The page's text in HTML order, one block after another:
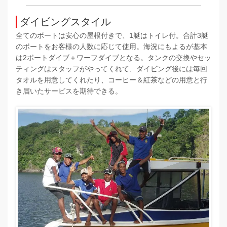
ダイビングスタイル
全てのボートは安心の屋根付きで、1艇はトイレ付。合計3艇
のボートをお客様の人数に応じて使用。海況にもよるが基本
は2ボートダイブ＋ワーフダイブとなる。タンクの交換やセッ
ティングはスタッフがやってくれて、ダイビング後には毎回
タオルを用意してくれたり、コーヒー＆紅茶などの用意と行
き届いたサービスを期待できる。